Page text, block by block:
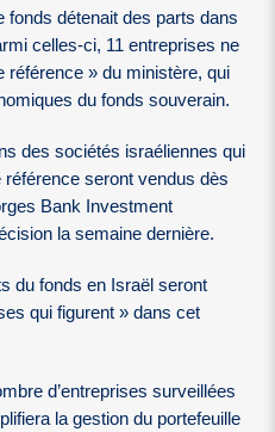
fonds détenait des parts dans
celles-ci, 11 entreprises ne
référence » du ministère, qui
du fonds souverain.
des sociétés israéliennes qui
référence seront vendus dès
Bank Investment
la semaine dernière.
du fonds en Israël seront
qui figurent » dans cet
d’entreprises surveillées
la gestion du portefeuille